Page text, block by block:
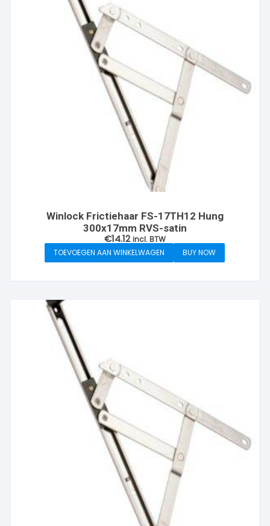
Winlock Frictiehaar FS-17TH12 Hung
300x17mm RVS-satin
€14.12 incl. BTW
TOEVOEGEN AAN WINKELWAGEN
BUY NOW